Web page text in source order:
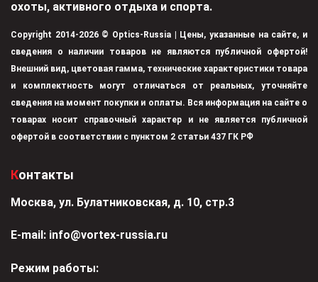
охоты, активного отдыха и спорта.
Copyright 2014-2026 © Optics-Russia | Цены, указанные на сайте, и
сведения о наличии товаров не являются публичной офертой!
Внешний вид, цветовая гамма, технические характеристики товара
и комплектность могут отличаться от реальных, уточняйте
сведения на момент покупки и оплаты. Вся информация на сайте о
товарах носит справочный характер и не является публичной
офертой в соответствии с пунктом 2 статьи 437 ГК РФ
Контакты
Москва, ул. Булатниковская, д. 10, стр.3
Е-mail: info@vortex-russia.ru
Режим работы: